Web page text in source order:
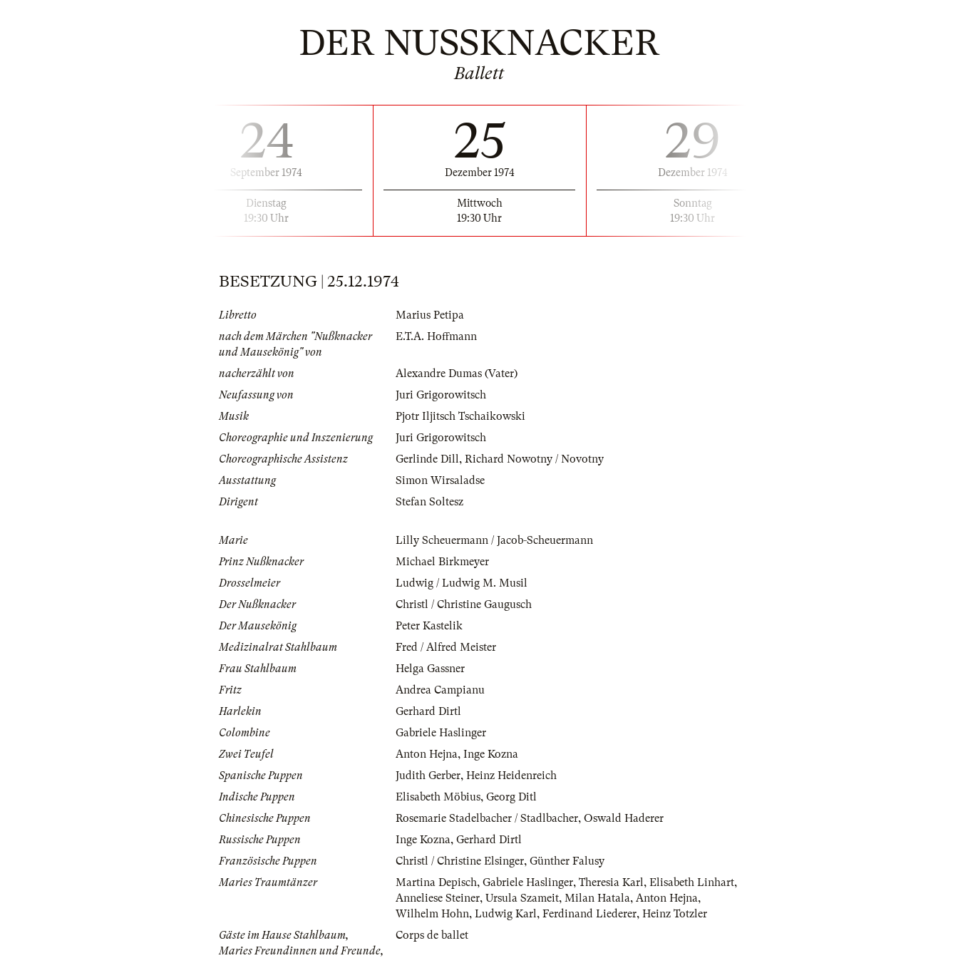
DER NUSSKNACKER
Ballett
24
September 1974
Dienstag
19:30 Uhr
25
Dezember 1974
Mittwoch
19:30 Uhr
29
Dezember 1974
Sonntag
19:30 Uhr
BESETZUNG | 25.12.1974
Libretto
Marius Petipa
nach dem Märchen "Nußknacker
und Mausekönig" von
E.T.A. Hoffmann
nacherzählt von
Alexandre Dumas (Vater)
Neufassung von
Juri Grigorowitsch
Musik
Pjotr Iljitsch Tschaikowski
Choreographie und Inszenierung
Juri Grigorowitsch
Choreographische Assistenz
Gerlinde Dill, Richard Nowotny / Novotny
Ausstattung
Simon Wirsaladse
Dirigent
Stefan Soltesz
Marie
Lilly Scheuermann / Jacob-Scheuermann
Prinz Nußknacker
Michael Birkmeyer
Drosselmeier
Ludwig / Ludwig M. Musil
Der Nußknacker
Christl / Christine Gaugusch
Der Mausekönig
Peter Kastelik
Medizinalrat Stahlbaum
Fred / Alfred Meister
Frau Stahlbaum
Helga Gassner
Fritz
Andrea Campianu
Harlekin
Gerhard Dirtl
Colombine
Gabriele Haslinger
Zwei Teufel
Anton Hejna, Inge Kozna
Spanische Puppen
Judith Gerber, Heinz Heidenreich
Indische Puppen
Elisabeth Möbius, Georg Ditl
Chinesische Puppen
Rosemarie Stadelbacher / Stadlbacher, Oswald Haderer
Russische Puppen
Inge Kozna, Gerhard Dirtl
Französische Puppen
Christl / Christine Elsinger, Günther Falusy
Maries Traumtänzer
Martina Depisch, Gabriele Haslinger, Theresia Karl, Elisabeth Linhart,
Anneliese Steiner, Ursula Szameit, Milan Hatala, Anton Hejna,
Wilhelm Hohn, Ludwig Karl, Ferdinand Liederer, Heinz Totzler
Gäste im Hause Stahlbaum,
Maries Freundinnen und Freunde,
Corps de ballet